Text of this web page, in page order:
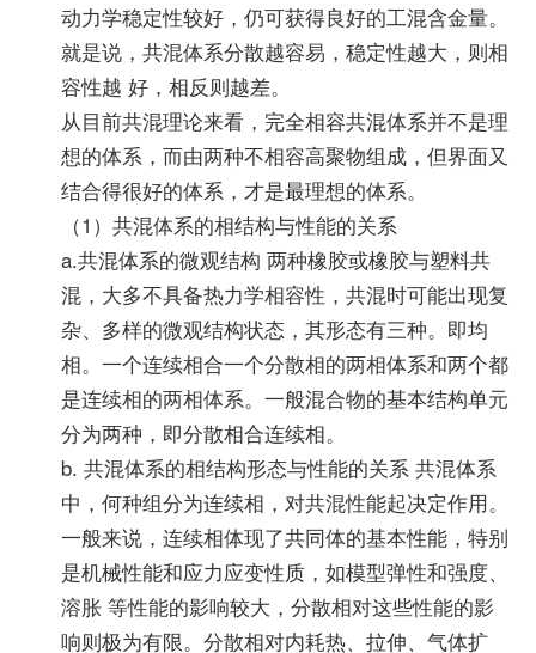
动力学稳定性较好，仍可获得良好的工混含金量。
就是说，共混体系分散越容易，稳定性越大，则相
容性越 好，相反则越差。
从目前共混理论来看，完全相容共混体系并不是理
想的体系，而由两种不相容高聚物组成，但界面又
结合得很好的体系，才是最理想的体系。
（1）共混体系的相结构与性能的关系
a.共混体系的微观结构 两种橡胶或橡胶与塑料共
混，大多不具备热力学相容性，共混时可能出现复
杂、多样的微观结构状态，其形态有三种。即均
相。一个连续相合一个分散相的两相体系和两个都
是连续相的两相体系。一般混合物的基本结构单元
分为两种，即分散相合连续相。
b. 共混体系的相结构形态与性能的关系 共混体系
中，何种组分为连续相，对共混性能起决定作用。
一般来说，连续相体现了共同体的基本性能，特别
是机械性能和应力应变性质，如模型弹性和强度、
溶胀 等性能的影响较大，分散相对这些性能的影
响则极为有限。分散相对内耗热、拉伸、气体扩